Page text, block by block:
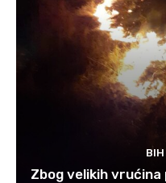
Zbog velikih vrućina